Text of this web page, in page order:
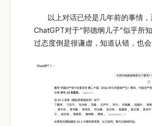
以上对话已经是几年前的事情，
ChatGPT对于“郭德纲儿子”似乎所
过态度倒是很谦虚，知道认错，也会